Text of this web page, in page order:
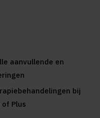
aanvullende en
bij
Plus